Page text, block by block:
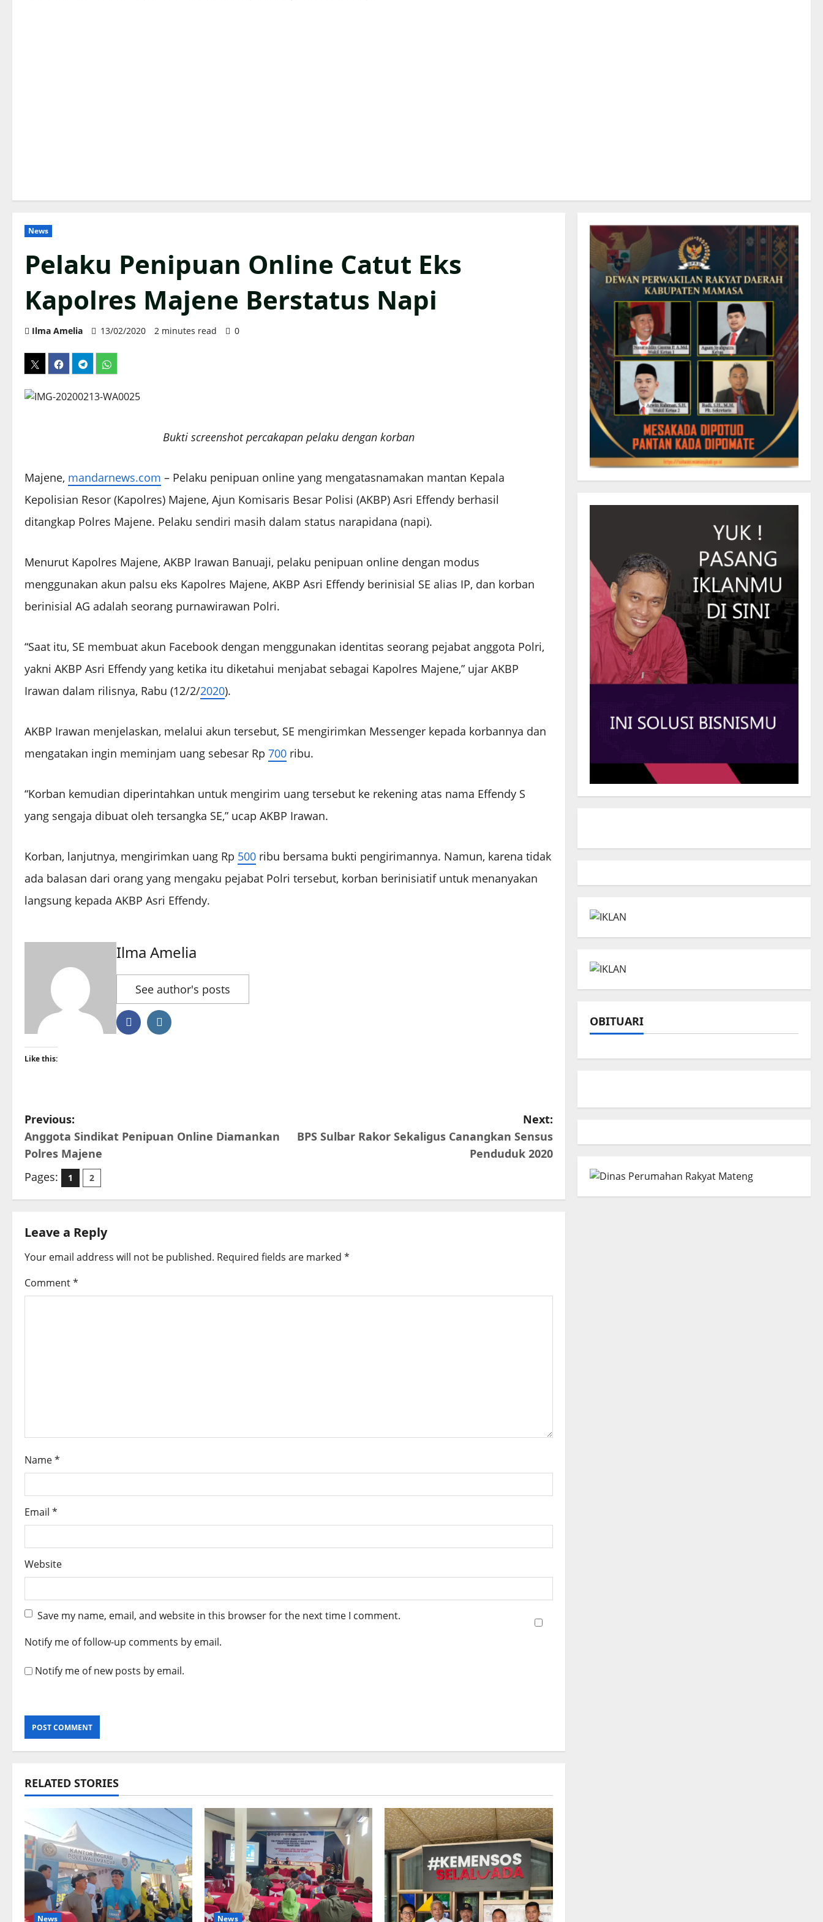
News
Pelaku Penipuan Online Catut Eks
Kapolres Majene Berstatus Napi
Ilma Amelia 13/02/2020 2 minutes read 0
Bukti screenshot percakapan pelaku dengan korban
Majene, mandarnews.com – Pelaku penipuan online yang mengatasnamakan mantan Kepala
Kepolisian Resor (Kapolres) Majene, Ajun Komisaris Besar Polisi (AKBP) Asri Effendy berhasil
ditangkap Polres Majene. Pelaku sendiri masih dalam status narapidana (napi).
Menurut Kapolres Majene, AKBP Irawan Banuaji, pelaku penipuan online dengan modus
menggunakan akun palsu eks Kapolres Majene, AKBP Asri Effendy berinisial SE alias IP, dan korban
berinisial AG adalah seorang purnawirawan Polri.
“Saat itu, SE membuat akun Facebook dengan menggunakan identitas seorang pejabat anggota Polri,
yakni AKBP Asri Effendy yang ketika itu diketahui menjabat sebagai Kapolres Majene,” ujar AKBP
Irawan dalam rilisnya, Rabu (12/2/2020).
AKBP Irawan menjelaskan, melalui akun tersebut, SE mengirimkan Messenger kepada korbannya dan
mengatakan ingin meminjam uang sebesar Rp 700 ribu.
“Korban kemudian diperintahkan untuk mengirim uang tersebut ke rekening atas nama Effendy S
yang sengaja dibuat oleh tersangka SE,” ucap AKBP Irawan.
Korban, lanjutnya, mengirimkan uang Rp 500 ribu bersama bukti pengirimannya. Namun, karena tidak
ada balasan dari orang yang mengaku pejabat Polri tersebut, korban berinisiatif untuk menanyakan
langsung kepada AKBP Asri Effendy.
Ilma Amelia
See author's posts
Like this:
P
o
s
t
n
a
v
i
o
n
Previous:
Anggota Sindikat Penipuan Online Diamankan
Polres Majene
Next:
BPS Sulbar Rakor Sekaligus Canangkan Sensus
Penduduk 2020
Pages:
1 2
Leave a Reply
Your email address will not be published. Required fields are marked *
Comment*
Name*
Email *
Website
Save my name, email, and website in this browser for the next time I comment.
Notify me of follow-up comments by email.
Notify me of new posts by email.
RELATED STORIES
News News
OBITUARI